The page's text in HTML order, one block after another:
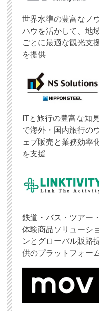
世界水準の豊富なノ
ハウを活かして、地
ごとに最適な観光支
を提供
ITと旅行の豊富な知見
で海外・国内旅行の
ェブ販売と業務効率
を支援
鉄道・バス・ツアー・
体験商品ソリューショ
ンとグローバル販路
供のプラットフォー